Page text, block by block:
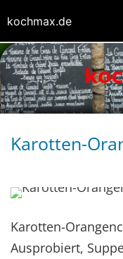
Karotten-
Karotten-
Ausprobiert,
kochmax.de